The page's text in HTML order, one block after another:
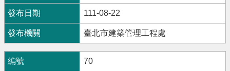
111-08-22
臺北市建築管理工程處
70